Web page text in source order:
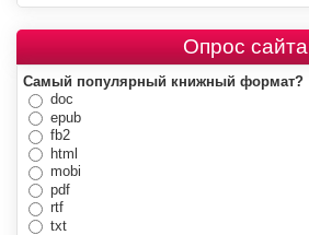
Опрос сайта
Самый популярный книжный формат?
doc
epub
fb2
html
mobi
pdf
rtf
txt